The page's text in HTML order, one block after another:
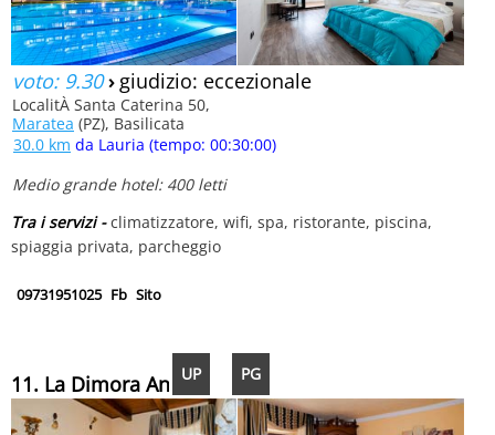
UP PG
voto: 9.30› giudizio: eccezionale
LocalitÀ Santa Caterina 50,
Maratea (PZ), Basilicata
30.0 km da Lauria (tempo: 00:30:00)
Medio grande hotel: 400 letti
Tra i servizi -climatizzatore, wifi, spa, ristorante, piscina,
spiaggia privata, parcheggio
09731951025 Fb Sito
11. La Dimora Antica